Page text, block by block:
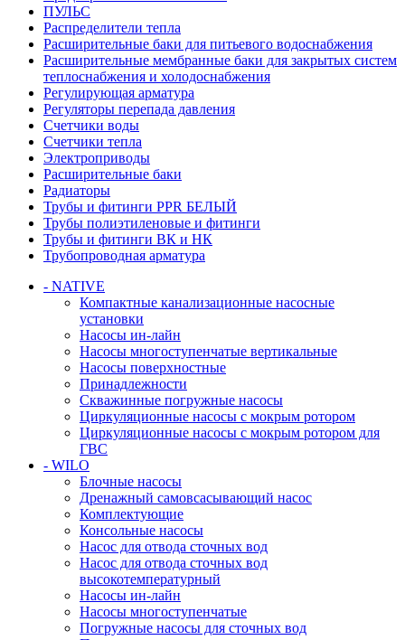
ПУЛЬС
Распределители тепла
Расширительные баки для питьевого водоснабжения
Расширительные мембранные баки для закрытых систем
теплоснабжения и холодоснабжения
Регулирующая арматура
Регуляторы перепада давления
Счетчики воды
Счетчики тепла
Электроприводы
Расширительные баки
Радиаторы
Трубы и фитинги PPR БЕЛЫЙ
Трубы полиэтиленовые и фитинги
Трубы и фитинги ВК и НК
Трубопроводная арматура
- NATIVE
Компактные канализационные насосные
установки
Насосы ин-лайн
Насосы многоступенчатые вертикальные
Насосы поверхностные
Принадлежности
Скважинные погружные насосы
Циркуляционные насосы с мокрым ротором
Циркуляционные насосы с мокрым ротором для
ГВС
- WILO
Блочные насосы
Дренажный самовсасывающий насос
Комплектующие
Консольные насосы
Насос для отвода сточных вод
Насос для отвода сточных вод
высокотемпературный
Насосы ин-лайн
Насосы многоступенчатые
Погружные насосы для сточных вод